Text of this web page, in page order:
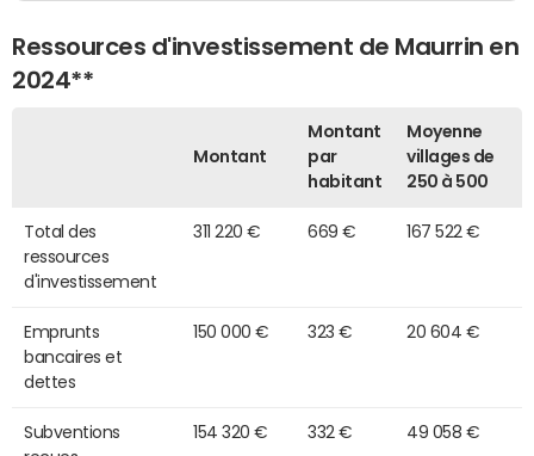
Ressources d'investissement de Maurrin en
2024**
Montant
Montant
par
habitant
Moyenne
villages de
250 à 500
Total des
ressources
d'investissement
311 220 € 669 € 167 522 €
Emprunts
bancaires et
dettes
150 000 € 323 € 20 604 €
Subventions
154 320 € 332 € 49 058 €